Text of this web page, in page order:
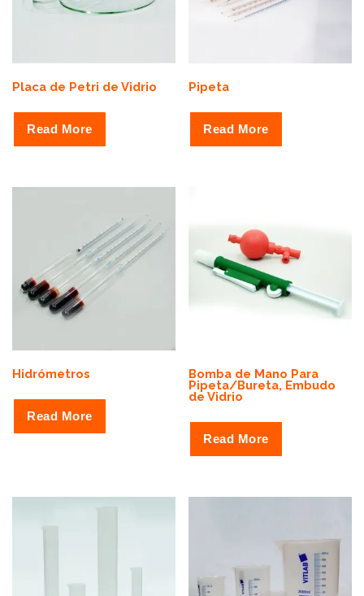
Placa de Petri de Vidrio
Read More
Pipeta
Read More
Hidrómetros
Read More
Bomba de Mano Para
Pipeta/Bureta, Embudo
de Vidrio
Read More